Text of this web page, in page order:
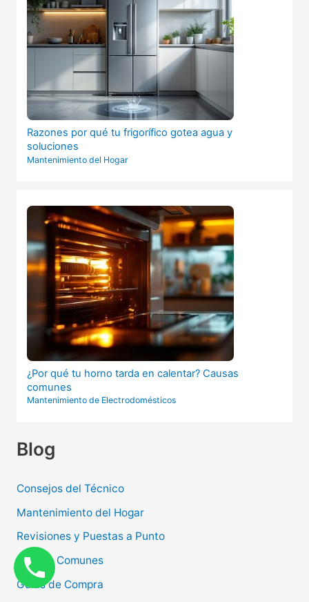
Razones por qué tu frigorífico gotea agua y
soluciones
Mantenimiento del Hogar
¿Por qué tu horno tarda en calentar? Causas
comunes
Mantenimiento de Electrodomésticos
Blog
Consejos del Técnico
Mantenimiento del Hogar
Revisiones y Puestas a Punto
Averías Comunes
Guías de Compra